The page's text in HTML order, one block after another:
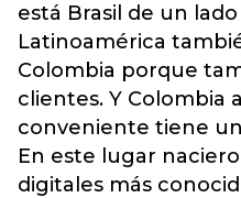
está Brasil de un
Latinoamérica
Colombia porque
clientes. Y Colombia
conveniente tiene
En este lugar
digitales más